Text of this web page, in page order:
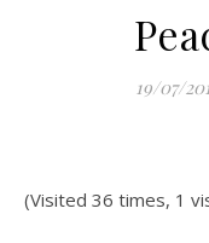
19/07/
(Visited 36 times, 1